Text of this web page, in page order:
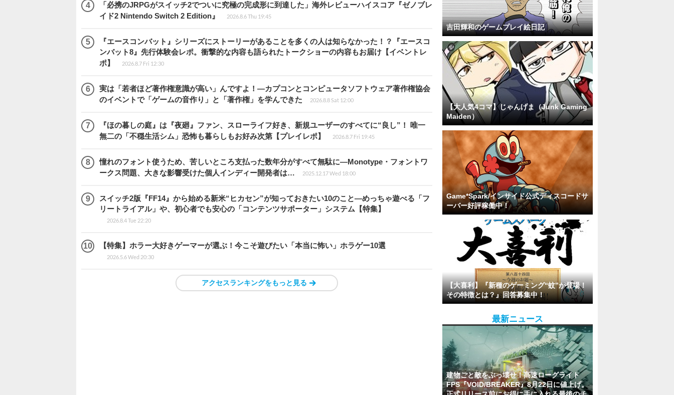
「必携のJRPGがスイッチ2でついに究極の完成形に到達した」海外レビューハイスコア『ゼノブレ
イド2 Nintendo Switch 2 Edition』
2026.8.6 Thu 19:45
『エースコンバット』シリーズにストーリーがあることを多くの人は知らなかった！？『エースコ
ンバット8』先行体験会レポ。衝撃的な内容も語られたトークショーの内容もお届け【イベントレ
ポ】
2026.8.7 Fri 12:30
実は「若者ほど著作権意識が高い」んですよ！―カプコンとコンピュータソフトウェア著作権協会
のイベントで「ゲームの音作り」と「著作権」を学んできた
2026.8.8 Sat 12:00
『ほの暮しの庭』は『夜廻』ファン、スローライフ好き、新規ユーザーのすべてに“良し”！ 唯一
無二の「不穏生活シム」恐怖も暮らしもお好み次第【プレイレポ】
2026.8.7 Fri 19:45
憧れのフォント使うため、苦しいところ支払った数年分がすべて無駄に―Monotype・フォントワ
ークス問題、大きな影響受けた個人インディー開発者は…
2025.12.17 Wed 18:00
スイッチ2版『FF14』から始める新米“ヒカセン”が知っておきたい10のこと―めっちゃ遊べる「フ
リートライアル」や、初心者でも安心の「コンテンツサポーター」システム【特集】
2026.8.4 Tue 22:20
【特集】ホラー大好きゲーマーが選ぶ！今こそ遊びたい「本当に怖い」ホラゲー10選
2026.5.6 Wed 20:30
アクセスランキングをもっと見る
吉田輝和のゲームプレイ絵日記
【大人気4コマ】じゃんげま（Junk Gaming
Maiden）
Game*Spark/インサイド公式ディスコードサ
ーバー好評稼働中！
【大喜利】『新種のゲーミング“蚊”が登場！
その特徴とは？』回答募集中！
最新ニュース
建物ごと敵をぶっ壊せ！高速ローグライト
FPS『VOID/BREAKER』8月22日に値上げ。